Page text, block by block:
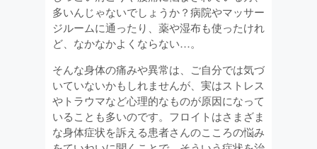
多いんじゃないでしょうか？病院やマッサー
ジルームに通ったり、薬や湿布も使ったけれ
ど、なかなかよくならない…。
そんな身体の痛みや異常は、ご自分では気づ
いていないかもしれませんが、実はストレス
やトラウマなど心理的なものが原因になって
いることも多いのです。フロイトはさまざま
な身体症状を訴える患者さんのこころの悩み